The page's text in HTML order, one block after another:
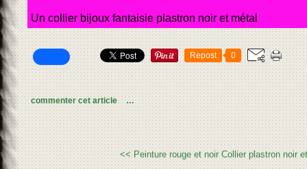
Un collier bijoux fantaisie plastron noir et métal
Repost 0
commenter cet article …
<< Peinture rouge et noir Collier plastron noir